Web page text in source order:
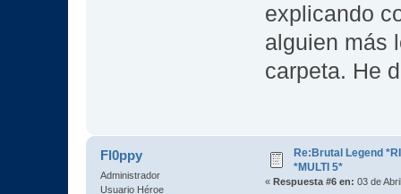
explicando
alguien más
carpeta. He
Fl0ppy
Administrador
Usuario Héroe
Re:Brutal Legend
*MULTI 5*
« Respuesta #6 en: 03 de